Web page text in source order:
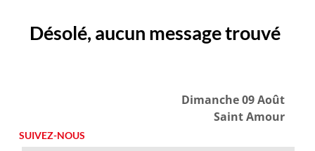
Désolé, aucun message trouvé
Dimanche 09 Août
Saint Amour
SUIVEZ-NOUS